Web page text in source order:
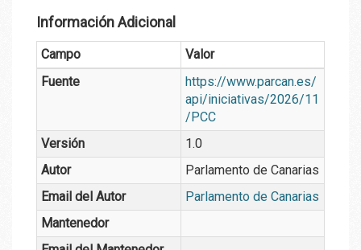
Información Adicional
Campo
Valor
Fuente
https://www.parcan.es/
api/iniciativas/2026/11
/PCC
Versión
1.0
Autor
Parlamento de Canarias
Email del Autor
Parlamento de Canarias
Mantenedor